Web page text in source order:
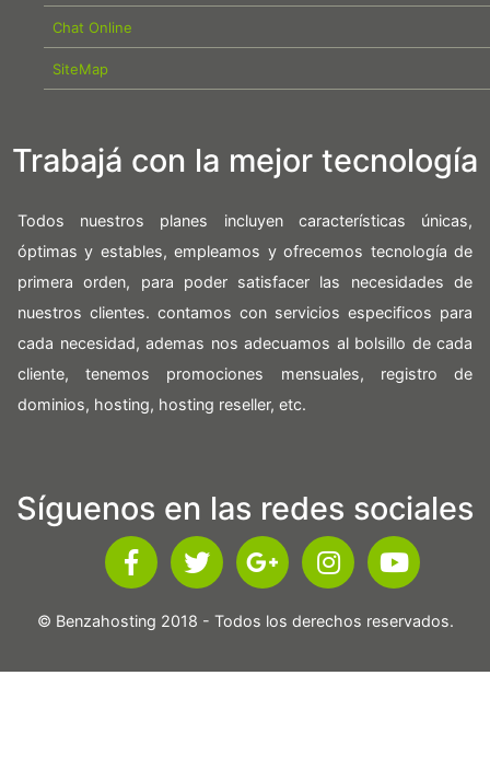
Chat Online
SiteMap
Trabajá con la mejor tecnología
Todos nuestros planes incluyen características únicas,
óptimas y estables, empleamos y ofrecemos tecnología de
primera orden, para poder satisfacer las necesidades de
nuestros clientes. contamos con servicios especificos para
cada necesidad, ademas nos adecuamos al bolsillo de cada
cliente, tenemos promociones mensuales, registro de
dominios, hosting, hosting reseller, etc.
Síguenos en las redes sociales
© Benzahosting 2018 - Todos los derechos reservados.